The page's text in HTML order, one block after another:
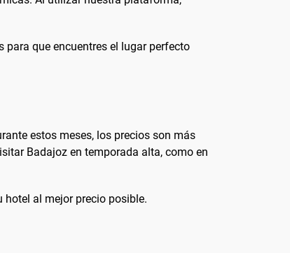
que encuentres el lugar perfecto
estos meses, los precios son más
Badajoz en temporada alta, como en
hotel al mejor precio posible.